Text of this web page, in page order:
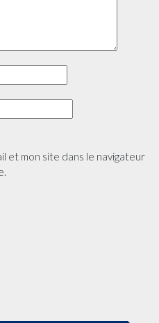
et mon site dans le navigateur